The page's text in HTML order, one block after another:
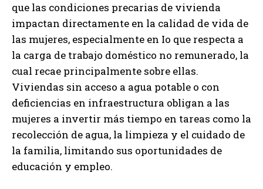
que las condiciones precarias de vivienda
impactan directamente en la calidad de vida de
las mujeres, especialmente en Io que respecta a
la carga de trabajo doméstico no remunerado, la
cual recae principalmente sobre ellas.
Viviendas sin acceso a agua potable o con
deficiencias en infraestructura obligan a las
mujeres a invertir más tiempo en tareas como la
recolección de agua, la limpieza y el cuidado de
la familia, limitando sus oportunidades de
educación y empleo.